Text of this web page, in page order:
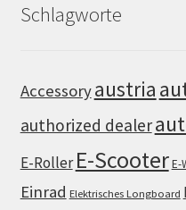
Schlagworte
Accessoryaustria
authorized dealer
E-Roller E-ScooterE-
Einrad Elektrisches Longboard